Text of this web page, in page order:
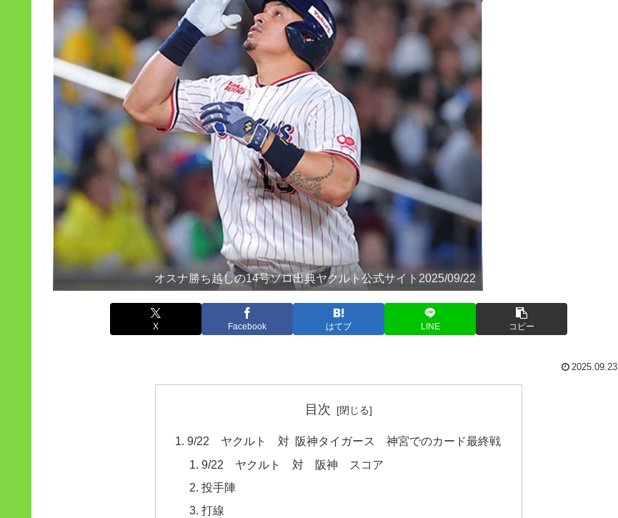
オスナ勝ち越しの14号ソロ出典ヤクルト公式サイト2025/09/22
X Facebook はてブ LINE コピー
2025.09.23
目次
9/22 ヤクルト 対 阪神タイガース 神宮でのカード最終戦
9/22 ヤクルト 対 阪神 スコア
投手陣
打線